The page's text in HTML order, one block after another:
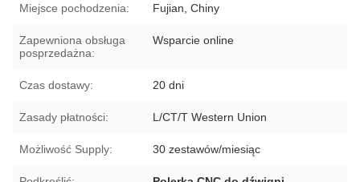
Miejsce pochodzenia: Fujian, Chiny
Zapewniona obsługa
posprzedażna:
Wsparcie online
Czas dostawy: 20 dni
Zasady płatności: L/CT/T Western Union
Możliwość Supply: 30 zestawów/miesiąc